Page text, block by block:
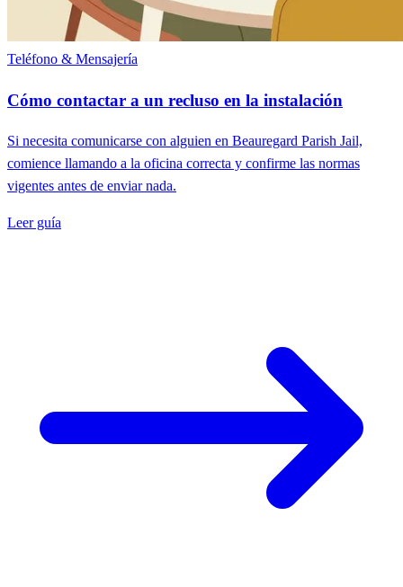
Teléfono & Mensajería
Cómo contactar a un recluso en la instalación
Si necesita comunicarse con alguien en Beauregard Parish Jail,
comience llamando a la oficina correcta y confirme las normas
vigentes antes de enviar nada.
Leer guía